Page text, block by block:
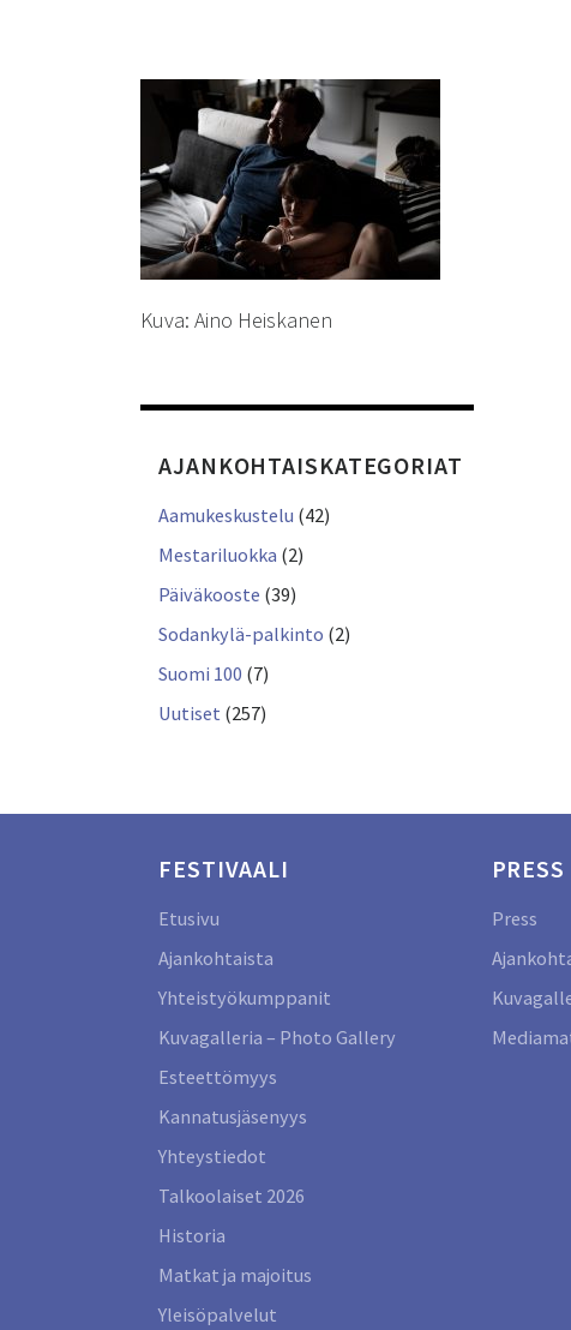
Kuva: Aino Heiskanen
AJANKOHTAISKATEGORIAT
Aamukeskustelu (42)
Mestariluokka (2)
Päiväkooste (39)
Sodankylä-palkinto (2)
Suomi 100 (7)
Uutiset (257)
FESTIVAALI
Etusivu
Ajankohtaista
Yhteistyökumppanit
Kuvagalleria – Photo Gallery
Esteettömyys
Kannatusjäsenyys
Yhteystiedot
Talkoolaiset 2026
Historia
Matkat ja majoitus
Yleisöpalvelut
PRESS
Press